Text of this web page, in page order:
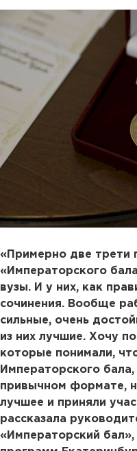
«Примерно две трети
«Императорского
вузы. И у них, как
сочинения. Вообще
сильные, очень
из них лучшие. Хочу
которые понимали,
Императорского
привычном формате,
лучшее и приняли
рассказала
«Императорский